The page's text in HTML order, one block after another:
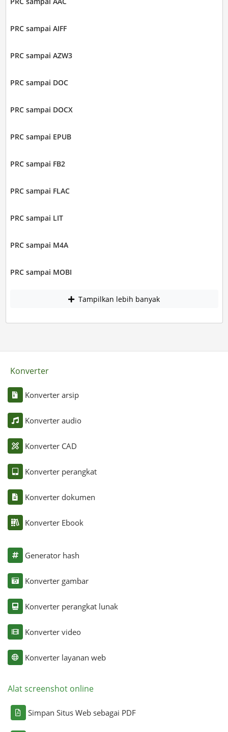
PRC sampai AIFF
PRC sampai AZW3
PRC sampai DOC
PRC sampai DOCX
PRC sampai EPUB
PRC sampai FB2
PRC sampai FLAC
PRC sampai LIT
PRC sampai M4A
PRC sampai MOBI
Tampilkan lebih banyak
Konverter
Konverter arsip
Konverter audio
Konverter CAD
Konverter perangkat
Konverter dokumen
Konverter Ebook
Generator hash
Konverter gambar
Konverter perangkat lunak
Konverter video
Konverter layanan web
Alat screenshot online
Simpan Situs Web sebagai PDF